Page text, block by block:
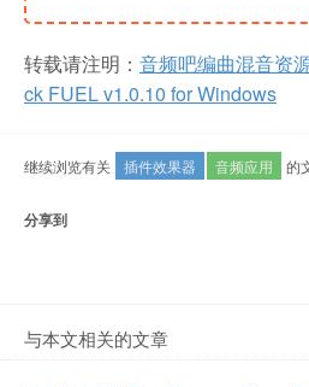
转载请注明： 音频吧编曲混音资
ck FUEL v1.0.10 for Windows
继续浏览有关 插件效果器 音频应用 的
分享到
与本文相关的文章